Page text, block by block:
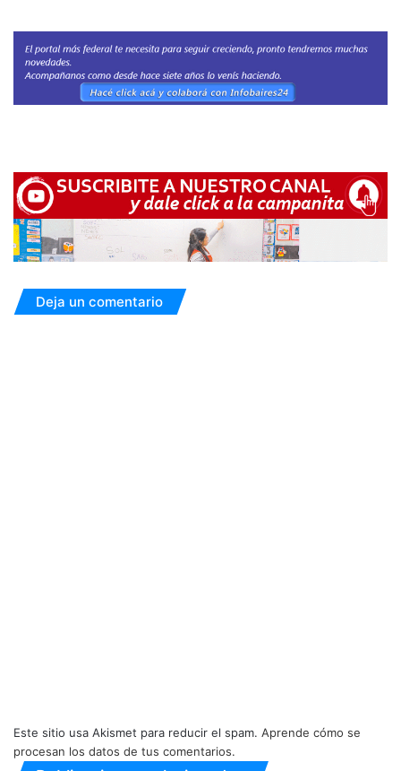
Deja un comentario
Este sitio usa Akismet para reducir el spam. Aprende cómo se
procesan los datos de tus comentarios.